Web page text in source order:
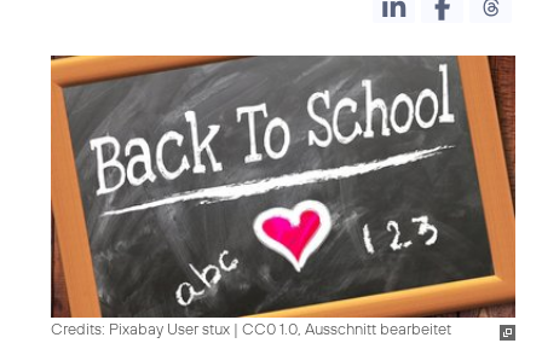
Credits: Pixabay User stux | CC0 1.0, Ausschnitt bearbeitet